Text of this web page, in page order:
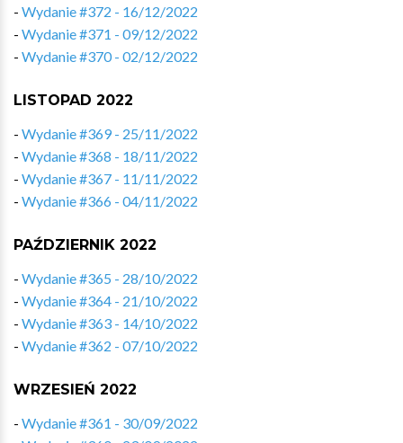
- Wydanie #372 - 16/12/2022
- Wydanie #371 - 09/12/2022
- Wydanie #370 - 02/12/2022
LISTOPAD 2022
- Wydanie #369 - 25/11/2022
- Wydanie #368 - 18/11/2022
- Wydanie #367 - 11/11/2022
- Wydanie #366 - 04/11/2022
PAŹDZIERNIK 2022
- Wydanie #365 - 28/10/2022
- Wydanie #364 - 21/10/2022
- Wydanie #363 - 14/10/2022
- Wydanie #362 - 07/10/2022
WRZESIEŃ 2022
- Wydanie #361 - 30/09/2022